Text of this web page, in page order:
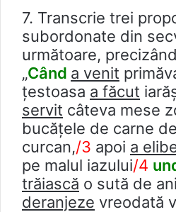
7. Transcrie trei
subordonate din
următoare,
„Când a venit
țestoasa a făcut
servit câteva mese
bucăţele de carne
curcan,/3 apoi a
pe malul iazului/4
trăiască o sută de ani
deranjeze vreodată